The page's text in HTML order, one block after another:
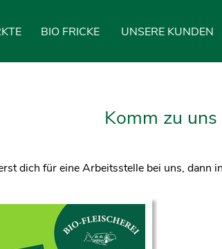
Menü überspringen
BIO FRICKE UNSERE KUNDEN
Komm zu uns
dich für eine Arbeitsstelle bei uns, dann